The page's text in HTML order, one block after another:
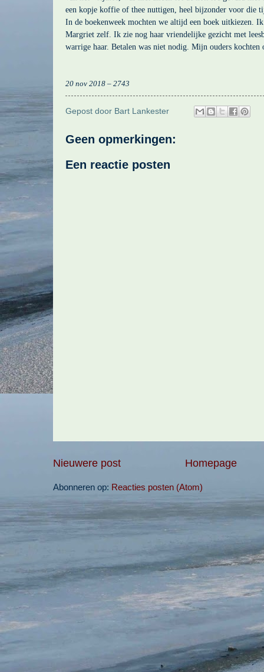
een kopje koffie of thee nuttigen, heel bijzonder voor die
In de boekenweek mochten we altijd een boek uitkiezen.
Margriet zelf. Ik zie nog haar vriendelijke gezicht met
warrige haar. Betalen was niet nodig. Mijn ouders kochten
20 nov 2018 – 2743
Gepost door Bart Lankester
Geen opmerkingen:
Een reactie posten
Nieuwere post Homepage
Abonneren op: Reacties posten (Atom)